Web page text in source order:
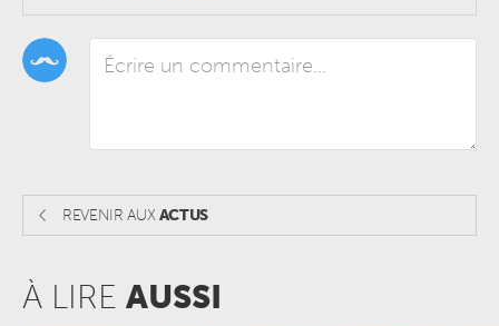
REVENIR AUXACTUS
À LIRE AUSSI